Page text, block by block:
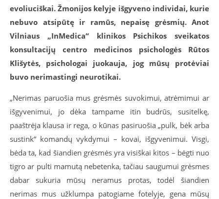
evoliuciškai. Žmonijos kelyje išgyveno individai, kurie
nebuvo atsipūtę ir ramūs, nepaisę grėsmių. Anot
Vilniaus „InMedica“ klinikos Psichikos sveikatos
konsultacijų centro medicinos psichologės Rūtos
Klišytės, psichologai juokauja, jog mūsų protėviai
buvo nerimastingi neurotikai.
„Nerimas paruošia mus grėsmės suvokimui, atrėmimui ar
išgyvenimui, jo dėka tampame itin budrūs, susitelkę,
paaštrėja klausa ir rega, o kūnas pasiruošia „pulk, bėk arba
sustink“ komandų vykdymui – kovai, išgyvenimui. Visgi,
bėda ta, kad šiandien grėsmės yra visiškai kitos – bėgti nuo
tigro ar pulti mamutą nebetenka, tačiau saugumui grėsmes
dabar sukuria mūsų neramus protas, todėl šiandien
nerimas mus užklumpa patogiame fotelyje, gena mūsų